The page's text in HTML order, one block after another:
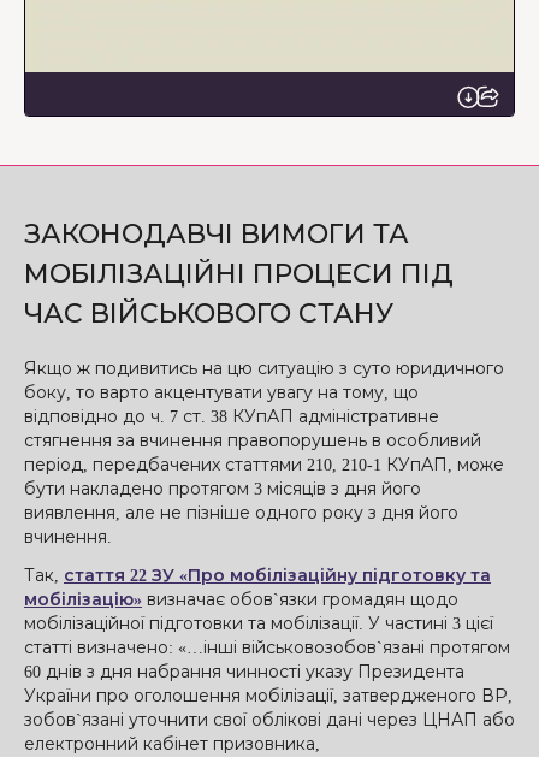
ЗАКОНОДАВЧІ ВИМОГИ ТА
МОБІЛІЗАЦІЙНІ ПРОЦЕСИ ПІД
ЧАС ВІЙСЬКОВОГО СТАНУ
Якщо ж подивитись на цю ситуацію з суто юридичного
боку, то варто акцентувати увагу на тому, що
відповідно до ч. 7 ст. 38 КУпАП адміністративне
стягнення за вчинення правопорушень в особливий
період, передбачених статтями 210, 210-1 КУпАП, може
бути накладено протягом 3 місяців з дня його
виявлення, але не пізніше одного року з дня його
вчинення.
Так, стаття 22 ЗУ «Про мобілізаційну підготовку та
мобілізацію» визначає обов`язки громадян щодо
мобілізаційної підготовки та мобілізації. У частині 3 цієї
статті визначено: «…інші військовозобов`язані протягом
60 днів з дня набрання чинності указу Президента
України про оголошення мобілізації, затвердженого ВР,
зобов`язані уточнити свої облікові дані через ЦНАП або
електронний кабінет призовника,